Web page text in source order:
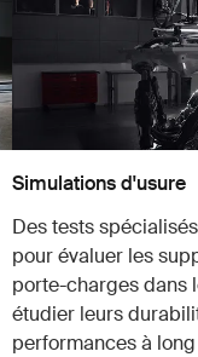
Simulations d'usure
Des tests
pour évaluer les
porte-charges dans
étudier leurs
performances à